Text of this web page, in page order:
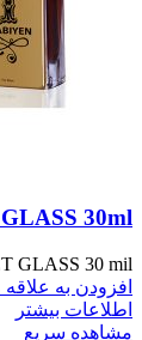
30ml
GLASS 30 mil
افزودن به
اطلاعات بیشتر
مشاهده سریع